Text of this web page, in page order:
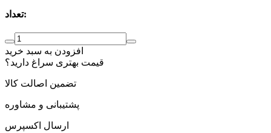
تعداد:
افزودن به سبد خرید
قیمت بهتری سراغ دارید؟
تضمین اصالت کالا
پشتیبانی و مشاوره
ارسال اکسپرس